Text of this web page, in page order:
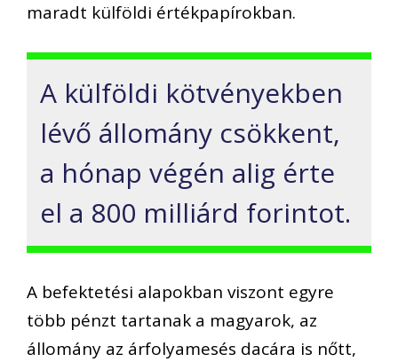
maradt külföldi értékpapírokban.
A külföldi kötvényekben
lévő állomány csökkent,
a hónap végén alig érte
el a 800 milliárd forintot.
A befektetési alapokban viszont egyre
több pénzt tartanak a magyarok, az
állomány az árfolyamesés dacára is nőtt,